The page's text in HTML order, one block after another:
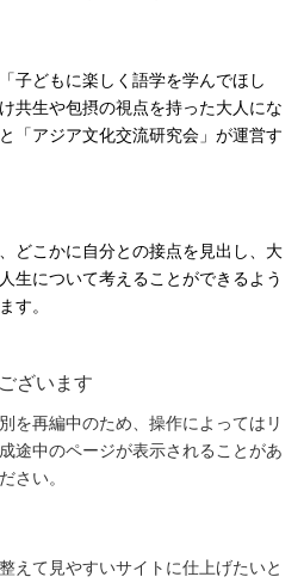
子どもに楽しく語学を学んでほし
共生や包摂の視点を持った大人にな
「アジア文化交流研究会」が運営す
どこかに自分との接点を見出し、大
生について考えることができるよう
す。
ざいます
を再編中のため、操作によってはリ
途中のページが表示されることがあ
さい。
えて見やすいサイトに仕上げたいと